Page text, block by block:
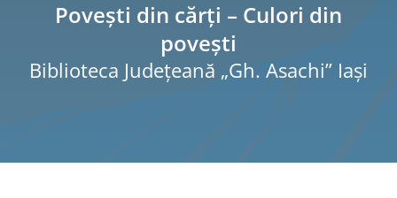
Povești din cărți – Culori din
povești
Biblioteca Judeţeană „Gh. Asachi” Iaşi